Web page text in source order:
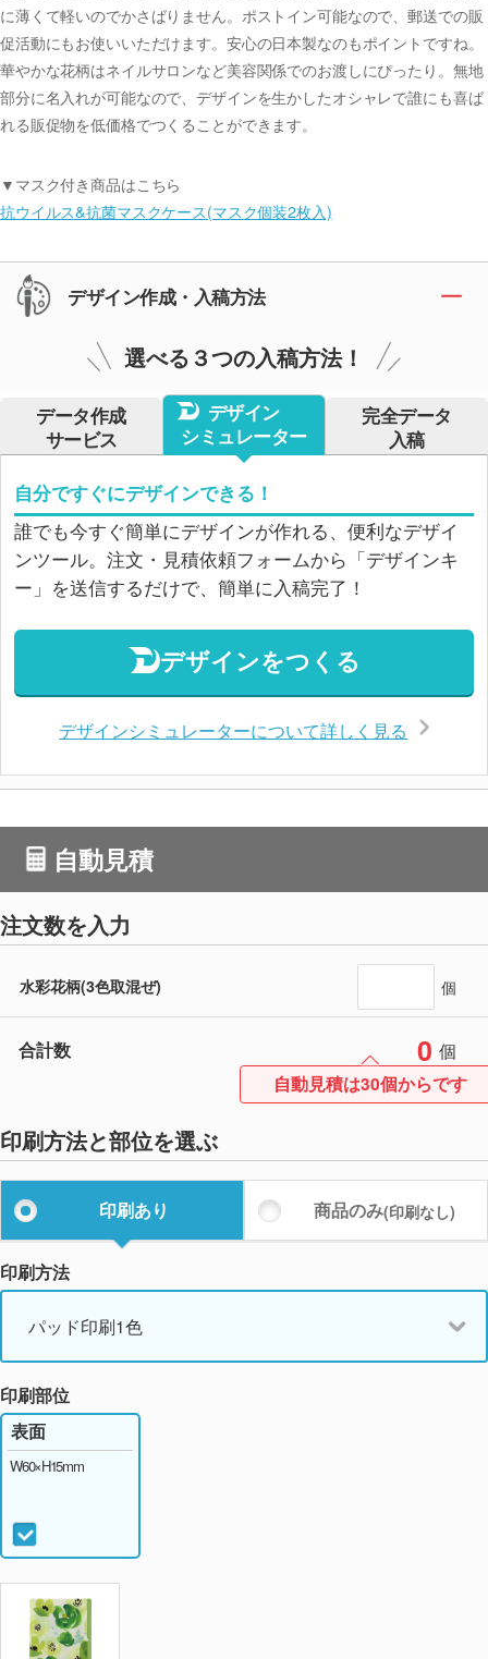
に薄くて軽いのでかさばりません。ポストイン可能なので、郵送での販
促活動にもお使いいただけます。安心の日本製なのもポイントですね。
華やかな花柄はネイルサロンなど美容関係でのお渡しにぴったり。無地
部分に名入れが可能なので、デザインを生かしたオシャレで誰にも喜ば
れる販促物を低価格でつくることができます。
▼マスク付き商品はこちら
抗ウイルス&抗菌マスクケース(マスク個装2枚入)
デザイン作成・入稿方法
選べる３つの入稿方法！
データ作成
サービス
デザイン
シミュレーター
完全データ
入稿
自分ですぐにデザインできる！
誰でも今すぐ簡単にデザインが作れる、便利なデザイ
ンツール。注文・見積依頼フォームから「デザインキ
ー」を送信するだけで、簡単に入稿完了！
デザインをつくる
デザインシミュレーターについて詳しく見る
自動見積
注文数を入力
水彩花柄(3色取混ぜ) 個
合計数 0 個
自動見積は30個からです
印刷方法と部位を選ぶ
印刷あり 商品のみ(印刷なし)
印刷方法
パッド印刷1色
印刷部位
表面
W60×H15mm